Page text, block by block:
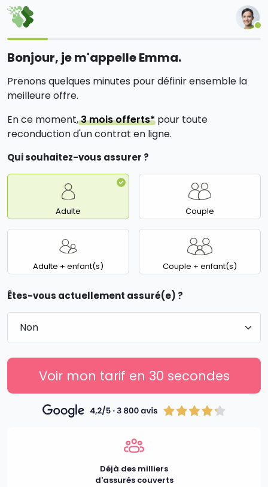
Bonjour, je m'appelle Emma.
Prenons quelques minutes pour définir ensemble la
meilleure offre.
En ce moment,3 mois offerts*pour toute
reconduction d'un contrat en ligne.
Qui souhaitez-vous assurer ?
Adulte Couple
Adulte + enfant(s) Couple + enfant(s)
Êtes-vous actuellement assuré(e) ?
Voir mon tarif en 30 secondes
Déjà des milliers
d'assurés couverts